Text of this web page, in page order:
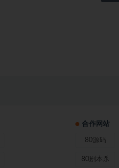
合作网站
80源码
80剧本杀